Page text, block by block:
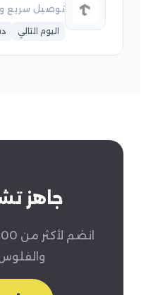
توصيل سريع
اليوم التالي
جاهز